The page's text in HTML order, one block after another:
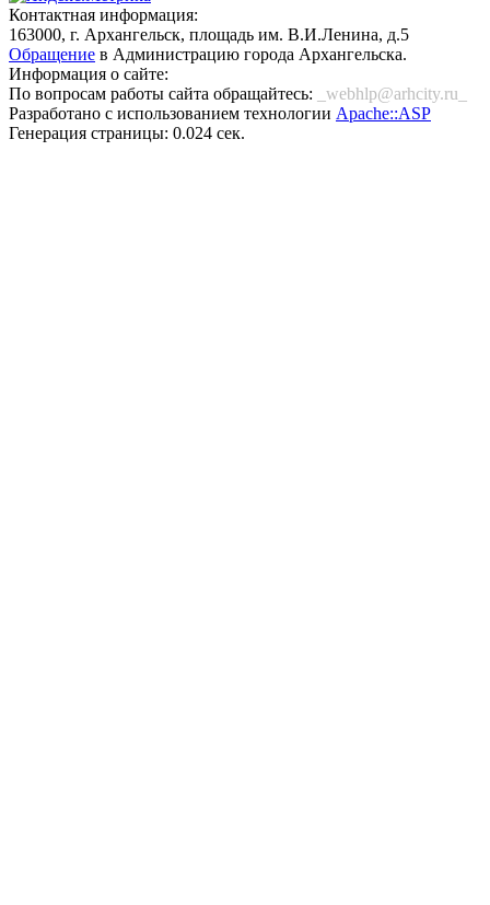
Контактная информация:
163000, г. Архангельск, площадь им. В.И.Ленина, д.5
Обращение в Администрацию города Архангельска.
Информация о сайте:
По вопросам работы сайта обращайтесь:
_webhlp@arhcity.ru_
Разработано с использованием технологии Apache::ASP
Генерация страницы: 0.024 сек.